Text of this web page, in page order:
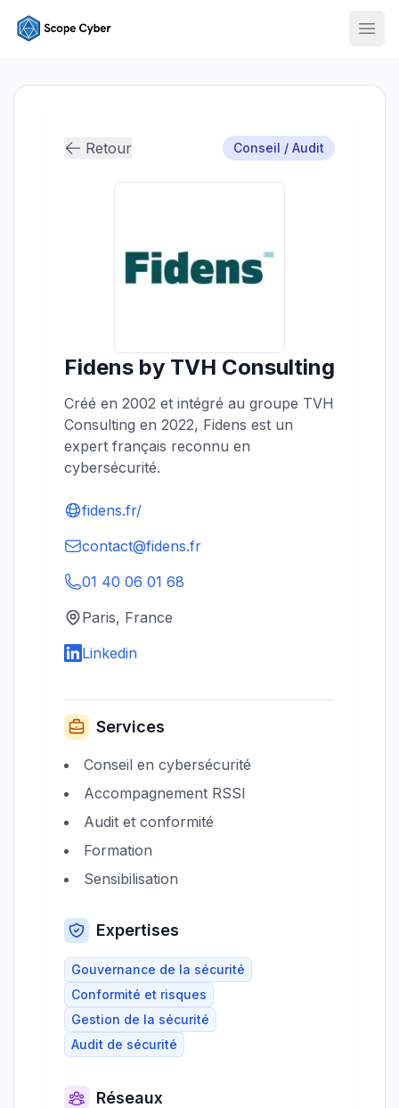
Retour Conseil / Audit
Fidens by TVH Consulting
Créé en 2002 et intégré au groupe TVH
Consulting en 2022, Fidens est un
expert français reconnu en
cybersécurité.
fidens.fr/
contact@fidens.fr
01 40 06 01 68
Paris, France
Linkedin
Services
Conseil en cybersécurité
Accompagnement RSSI
Audit et conformité
Formation
Sensibilisation
Expertises
Gouvernance de la sécurité
Conformité et risques
Gestion de la sécurité
Audit de sécurité
Réseaux